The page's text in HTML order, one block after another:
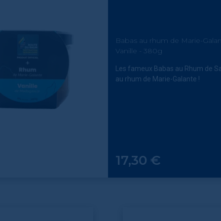
Babas au rhum de Marie-
Vanille - 380g
Les fameux Babas au Rhum de
au rhum de Marie-Galante !
Prix
17,30 €